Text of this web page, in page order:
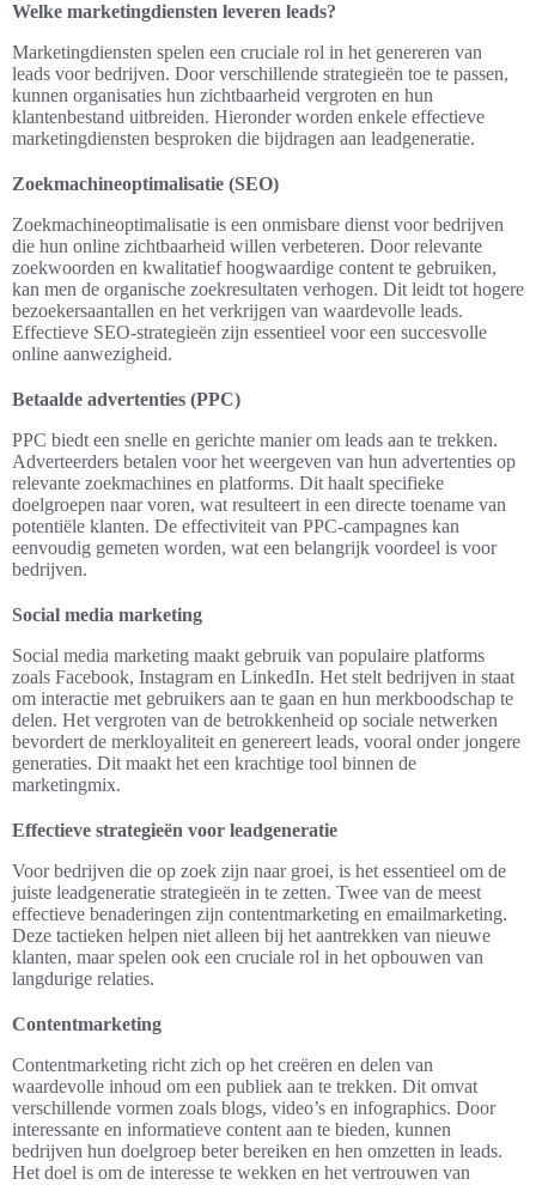
Welke marketingdiensten leveren leads?
Marketingdiensten spelen een cruciale rol in het genereren van
leads voor bedrijven. Door verschillende strategieën toe te passen,
kunnen organisaties hun zichtbaarheid vergroten en hun
klantenbestand uitbreiden. Hieronder worden enkele effectieve
marketingdiensten besproken die bijdragen aan leadgeneratie.
Zoekmachineoptimalisatie (SEO)
Zoekmachineoptimalisatie is een onmisbare dienst voor bedrijven
die hun online zichtbaarheid willen verbeteren. Door relevante
zoekwoorden en kwalitatief hoogwaardige content te gebruiken,
kan men de organische zoekresultaten verhogen. Dit leidt tot hogere
bezoekersaantallen en het verkrijgen van waardevolle leads.
Effectieve SEO-strategieën zijn essentieel voor een succesvolle
online aanwezigheid.
Betaalde advertenties (PPC)
PPC biedt een snelle en gerichte manier om leads aan te trekken.
Adverteerders betalen voor het weergeven van hun advertenties op
relevante zoekmachines en platforms. Dit haalt specifieke
doelgroepen naar voren, wat resulteert in een directe toename van
potentiële klanten. De effectiviteit van PPC-campagnes kan
eenvoudig gemeten worden, wat een belangrijk voordeel is voor
bedrijven.
Social media marketing
Social media marketing maakt gebruik van populaire platforms
zoals Facebook, Instagram en LinkedIn. Het stelt bedrijven in staat
om interactie met gebruikers aan te gaan en hun merkboodschap te
delen. Het vergroten van de betrokkenheid op sociale netwerken
bevordert de merkloyaliteit en genereert leads, vooral onder jongere
generaties. Dit maakt het een krachtige tool binnen de
marketingmix.
Effectieve strategieën voor leadgeneratie
Voor bedrijven die op zoek zijn naar groei, is het essentieel om de
juiste leadgeneratie strategieën in te zetten. Twee van de meest
effectieve benaderingen zijn contentmarketing en emailmarketing.
Deze tactieken helpen niet alleen bij het aantrekken van nieuwe
klanten, maar spelen ook een cruciale rol in het opbouwen van
langdurige relaties.
Contentmarketing
Contentmarketing richt zich op het creëren en delen van
waardevolle inhoud om een publiek aan te trekken. Dit omvat
verschillende vormen zoals blogs, video’s en infographics. Door
interessante en informatieve content aan te bieden, kunnen
bedrijven hun doelgroep beter bereiken en hen omzetten in leads.
Het doel is om de interesse te wekken en het vertrouwen van